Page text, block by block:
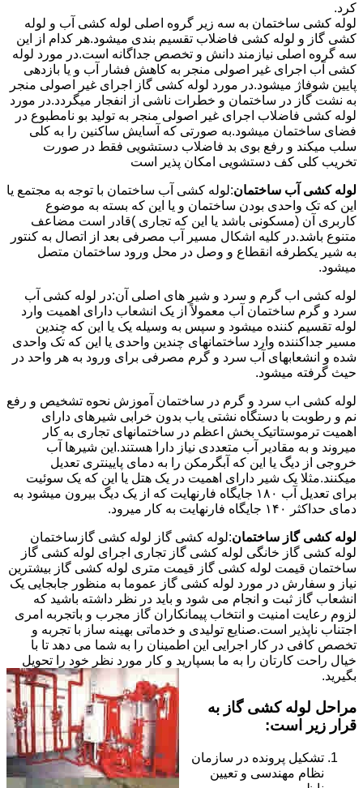
کرد.
لوله کشی ساختمان به سه زیر گروه اصلی لوله کشی آب و لوله
کشی گاز و لوله کشی فاضلاب تقسیم بندی میشود.هر کدام از این
سه گروه اصلی نیازمند دانش و تخصص جداگانه است.در مورد لوله
کشی آب اجرای غیر اصولی منجر به کاهش فشار آب و یا بازدهی
پایین شوفاژ میشود.در مورد لوله کشی گاز اجرای غیر اصولی منجر
به نشت گاز در ساختمان و خطرات ناشی از انفجار میگردد.در مورد
لوله کشی فاضلاب اجرای غیر اصولی منجر به تولید بو نامطبوع در
فضای ساختمان میشود.به صورتی که آسایش ساکنین را به کلی
سلب میکند و رفع بوی بد فاضلاب دستشویی فقط در صورت
تخریب کلی کف دستشویی امکان پذیر است
لوله کشی آب ساختمان:لوله کشی آب ساختمان با توجه به مجتمع یا
این که تک واحدی بودن ساختمان و یا این که بسته به موضوع
کاربری آن (مسکونی باشد یا این که تجاری )قادر است مضاعف
متنوع باشد.در کلیه اشکال مسیر آب مصرفی بعد از اتصال به کنتور
به شیر یکطرفه انقطاع و وصل در محل ورود ساختمان متصل
میشود.
لوله کشی اب گرم و سرد و شیر های اصلی آن:در لوله کشی آب
سرد و گرم ساختمان آب معمولاً از یک انشعاب دارای اهمیت وارد
لوله تقسیم کننده میشود و سپس به وسیله یک یا این که چندین
مسیر جداکننده وارد ساختمانهای چندین واحدی یا این که تک واحدی
شده و انشعابهای آب سرد و گرم مصرفی برای ورود به هر واحد در
حیث گرفته میشود.
لوله کشی اب سرد و گرم در ساختمان آموزش نحوه تشخیص و رفع
نم و رطوبت با دستگاه نشتی یاب بدون خرابی شیرهای دارای
اهمیت ترموستاتیک بخش اعظم در ساختمانهای تجاری به کار
میروند و به مقادیر آب متعددی نیاز دارا هستند.این شیرها آب
خروجی از دیگ یا این که آبگرمکن را به دمای پایینتری تعدیل
میکنند.مثلا یک شیر دارای اهمیت در یک هتل یا این که یک سوئیت
برای تعدیل آب ۱۸۰ جایگاه فارنهایت که از یک دیگ بیرون میشود به
دمای حداکثر ۱۴۰ جایگاه فارنهایت به کار میرود.
لوله کشی گاز ساختمان:لوله کشی گاز لوله کشی گازساختمان
لوله کشی گاز خانگی لوله کشی گاز تجاری اجرای لوله کشی گاز
ساختمان قیمت لوله کشی گاز قیمت متری لوله کشی گاز بیشترین
نیاز و سفارش در مورد لوله کشی گاز عموما به منظور جابجایی یک
انشعاب گاز ثبت و انجام می شود و باید در نظر داشته باشید که
لزوم رعایت امنیت و انتخاب پیمانکاران گاز مجرب و باتجربه امری
اجتناب ناپذیر است.صنایع تولیدی و خدماتی بهینه ساز با تجربه و
تخصص کافی در کار اجرایی این اطمینان را به شما می دهد تا با
خیال راحت کارتان را به ما بسپارید و کار مورد نظر خود را تحویل
بگیرید.
مراحل لوله کشی گاز به
قرار زیر است:
تشکیل پرونده در سازمان
نظام مهندسی و تعیین